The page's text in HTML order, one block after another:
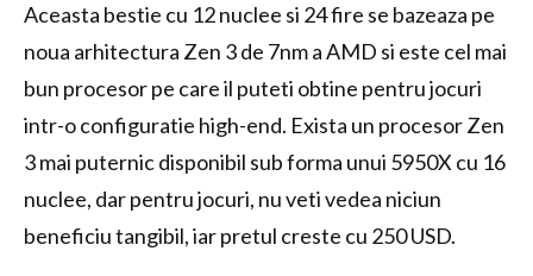
Aceasta bestie cu 12 nuclee si 24 fire se bazeaza pe
noua arhitectura Zen 3 de 7nm a AMD si este cel mai
bun procesor pe care il puteti obtine pentru jocuri
intr-o configuratie high-end. Exista un procesor Zen
3 mai puternic disponibil sub forma unui 5950X cu 16
nuclee, dar pentru jocuri, nu veti vedea niciun
beneficiu tangibil, iar pretul creste cu 250 USD.